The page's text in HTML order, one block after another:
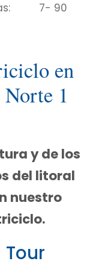
7- 90
en
1
y de los
del litoral
nuestro